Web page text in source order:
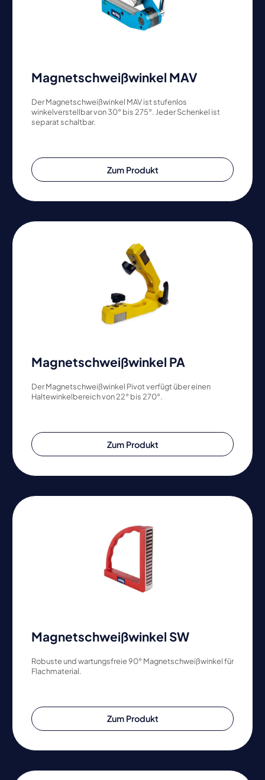
Magnetschweißwinkel MAV
Der Magnetschweißwinkel MAV ist stufenlos
winkelverstellbar von 30° bis 275°. Jeder Schenkel ist
separat schaltbar.
Zum Produkt
Magnetschweißwinkel PA
Der Magnetschweißwinkel Pivot verfügt über einen
Haltewinkelbereich von 22° bis 270°.
Zum Produkt
Magnetschweißwinkel SW
Robuste und wartungsfreie 90° Magnetschweißwinkel für
Flachmaterial.
Zum Produkt